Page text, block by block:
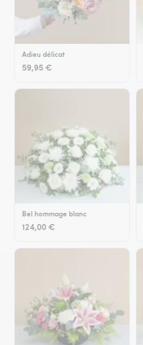
Adieu délicat
59,95 €
Bel hommage blanc
124,00 €